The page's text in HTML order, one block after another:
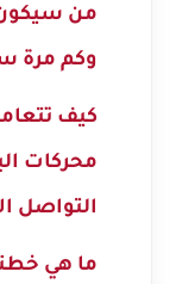
من سيكون
وكم مرة
كيف
محركات
التواصل
ما هي